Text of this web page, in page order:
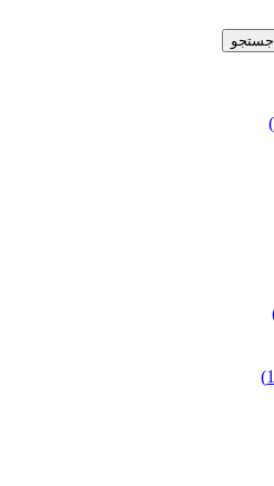
جستجو